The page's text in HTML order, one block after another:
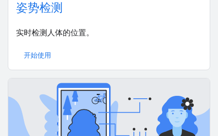
姿势检测
实时检测人体的位置。
开始使用